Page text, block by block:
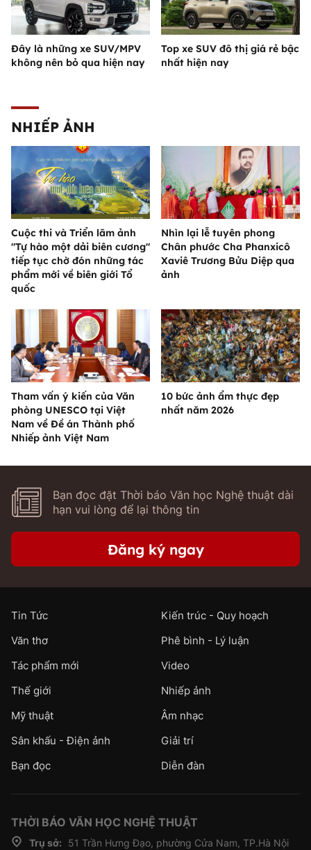
Đây là những xe SUV/MPV
không nên bỏ qua hiện nay
Top xe SUV đô thị giá rẻ bậc
nhất hiện nay
NHIẾP ẢNH
Cuộc thi và Triển lãm ảnh
"Tự hào một dải biên cương"
tiếp tục chờ đón những tác
phẩm mới về biên giới Tổ
quốc
Nhìn lại lễ tuyên phong
Chân phước Cha Phanxicô
Xaviê Trương Bửu Diệp qua
ảnh
Tham vấn ý kiến của Văn
phòng UNESCO tại Việt
Nam về Đề án Thành phố
Nhiếp ảnh Việt Nam
10 bức ảnh ẩm thực đẹp
nhất năm 2026
Bạn đọc đặt Thời báo Văn học Nghệ thuật dài
hạn vui lòng để lại thông tin
Đăng ký ngay
Tin Tức
Kiến trúc - Quy hoạch
Văn thơ
Phê bình - Lý luận
Tác phẩm mới
Video
Thế giới
Nhiếp ảnh
Mỹ thuật
Âm nhạc
Sân khấu - Điện ảnh
Giải trí
Bạn đọc
Diễn đàn
THỜI BÁO VĂN HỌC NGHỆ THUẬT
Trụ sở:
51 Trần Hưng Đạo, phường Cửa Nam, TP.Hà Nội